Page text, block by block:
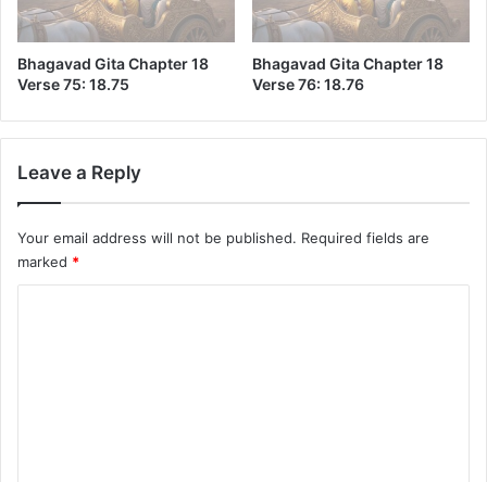
1
.
1
8
Bhagavad Gita Chapter 18
Verse 75: 18.75
Bhagavad Gita Chapter 18
Verse 76: 18.76
Leave a Reply
Your email address will not be published. Required fields are
marked *